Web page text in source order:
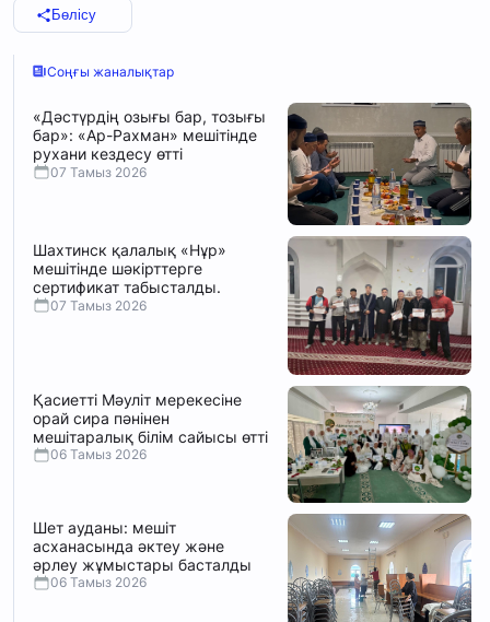
Бөлісу
Соңғы жаналықтар
«Дәстүрдің озығы бар, тозығы
бар»: «Ар-Рахман» мешітінде
рухани кездесу өтті
07 Тамыз 2026
Шахтинск қалалық «Нұр»
мешітінде шәкірттерге
сертификат табысталды.
07 Тамыз 2026
Қасиетті Мәуліт мерекесіне
орай сира пәнінен
мешітаралық білім сайысы өтті
06 Тамыз 2026
Шет ауданы: мешіт
асханасында әктеу және
әрлеу жұмыстары басталды
06 Тамыз 2026